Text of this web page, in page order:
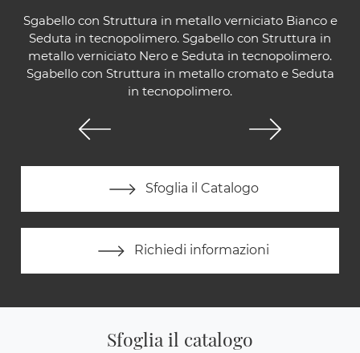
Sgabello con Struttura in metallo verniciato Bianco e
Seduta in tecnopolimero. Sgabello con Struttura in
metallo verniciato Nero e Seduta in tecnopolimero.
Sgabello con Struttura in metallo cromato e Seduta
in tecnopolimero.
Sfoglia il Catalogo
Richiedi informazioni
Sfoglia il catalogo